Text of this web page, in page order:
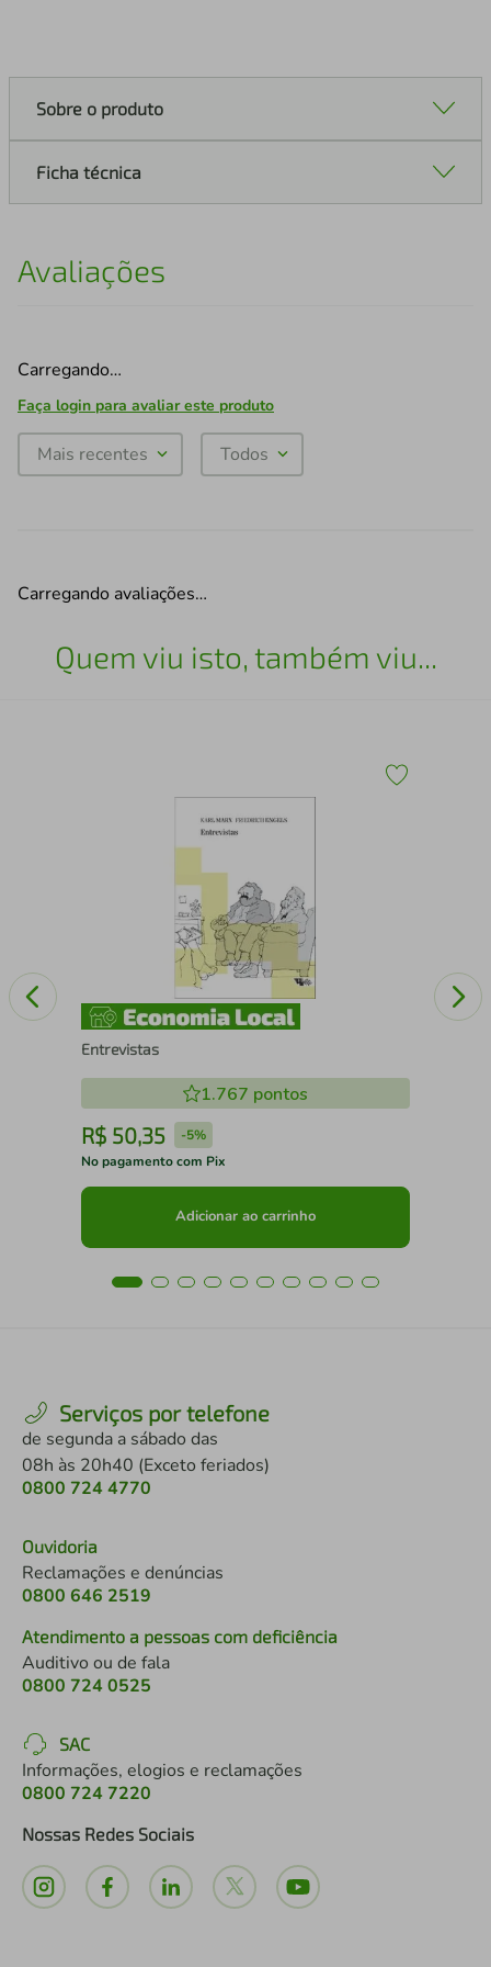
Sobre o produto
Ficha técnica
Avaliações
Carregando…
Faça login para avaliar este produto
Mais recentes Todos
Carregando avaliações…
Quem viu isto, também viu...
Entrevistas
1.767 pontos
R$ 50,35 -5%
No pagamento com Pix
Adicionar ao carrinho
Serviços por telefone
de segunda a sábado das
08h às 20h40 (Exceto feriados)
0800 724 4770
Ouvidoria
Reclamações e denúncias
0800 646 2519
Atendimento a pessoas com deficiência
Auditivo ou de fala
0800 724 0525
SAC
Informações, elogios e reclamações
0800 724 7220
Nossas Redes Sociais